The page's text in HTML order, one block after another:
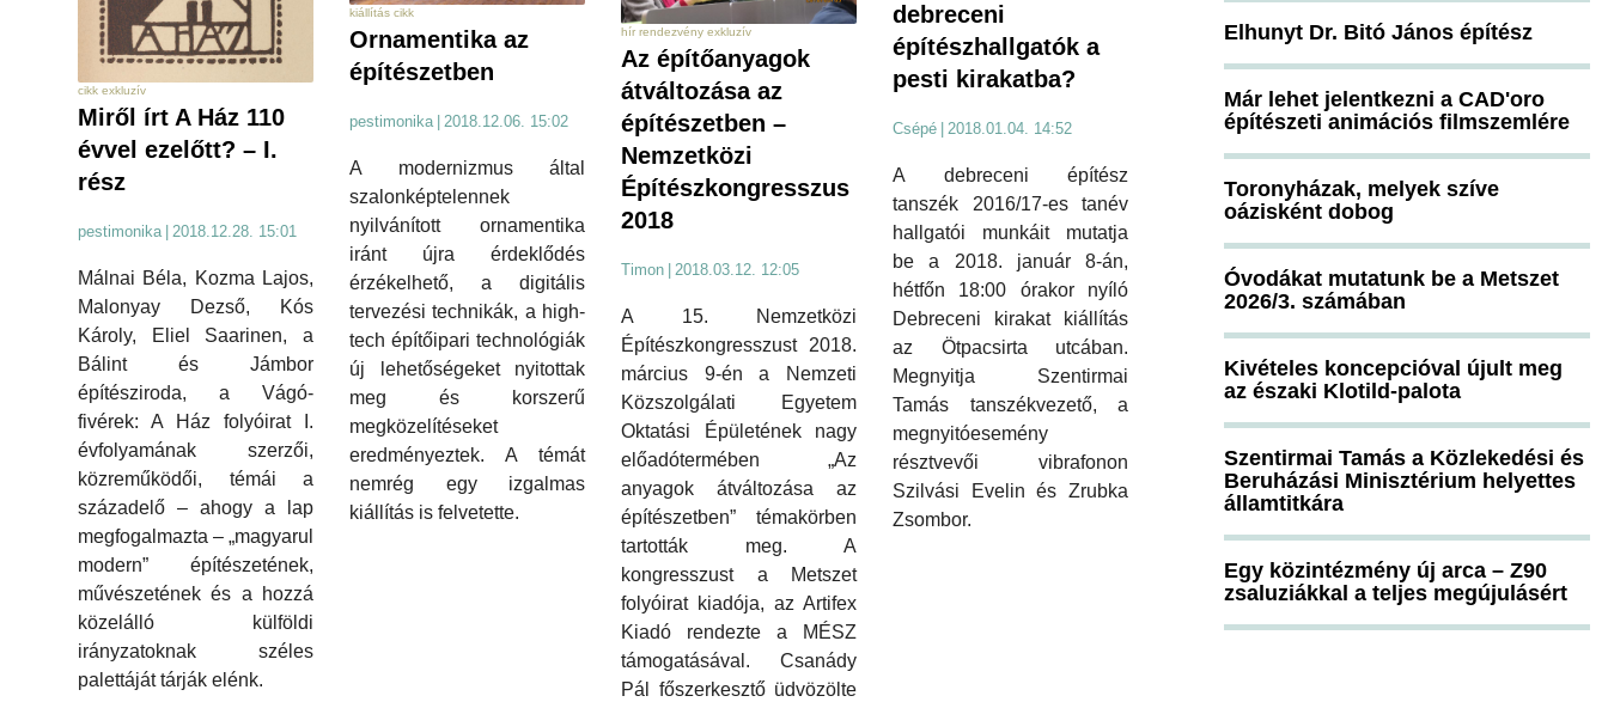
cikk exkluzív
Miről írt A Ház 110
évvel ezelőtt? – I.
rész
pestimonika 2018.12.28. 15:01
Málnai Béla, Kozma Lajos,
Malonyay Dezső, Kós
Károly, Eliel Saarinen, a
Bálint és Jámbor
építésziroda, a Vágó-
fivérek: A Ház folyóirat I.
évfolyamának szerzői,
közreműködői, témái a
századelő – ahogy a lap
megfogalmazta – „magyarul
modern” építészetének,
művészetének és a hozzá
közelálló külföldi
irányzatoknak széles
palettáját tárják elénk.
kiállítás cikk
Ornamentika az
építészetben
pestimonika 2018.12.06. 15:02
A modernizmus által
szalonképtelennek
nyilvánított ornamentika
iránt újra érdeklődés
érzékelhető, a digitális
tervezési technikák, a high-
tech építőipari technológiák
új lehetőségeket nyitottak
meg és korszerű
megközelítéseket
eredményeztek. A témát
nemrég egy izgalmas
kiállítás is felvetette.
hír rendezvény exkluzív
Az építőanyagok
átváltozása az
építészetben –
Nemzetközi
Építészkongresszus
2018
Timon 2018.03.12. 12:05
A 15. Nemzetközi
Építészkongresszust 2018.
március 9-én a Nemzeti
Közszolgálati Egyetem
Oktatási Épületének nagy
előadótermében „Az
anyagok átváltozása az
építészetben” témakörben
tartották meg. A
kongresszust a Metszet
folyóirat kiadója, az Artifex
Kiadó rendezte a MÉSZ
támogatásával. Csanády
Pál főszerkesztő üdvözölte
debreceni
építészhallgatók a
pesti kirakatba?
Csépé 2018.01.04. 14:52
A debreceni építész
tanszék 2016/17-es tanév
hallgatói munkáit mutatja
be a 2018. január 8-án,
hétfőn 18:00 órakor nyíló
Debreceni kirakat kiállítás
az Ötpacsirta utcában.
Megnyitja Szentirmai
Tamás tanszékvezető, a
megnyitóesemény
résztvevői vibrafonon
Szilvási Evelin és Zrubka
Zsombor.
Elhunyt Dr. Bitó János építész
Már lehet jelentkezni a CAD'oro
építészeti animációs filmszemlére
Toronyházak, melyek szíve
oázisként dobog
Óvodákat mutatunk be a Metszet
2026/3. számában
Kivételes koncepcióval újult meg
az északi Klotild-palota
Szentirmai Tamás a Közlekedési és
Beruházási Minisztérium helyettes
államtitkára
Egy közintézmény új arca – Z90
zsaluziákkal a teljes megújulásért